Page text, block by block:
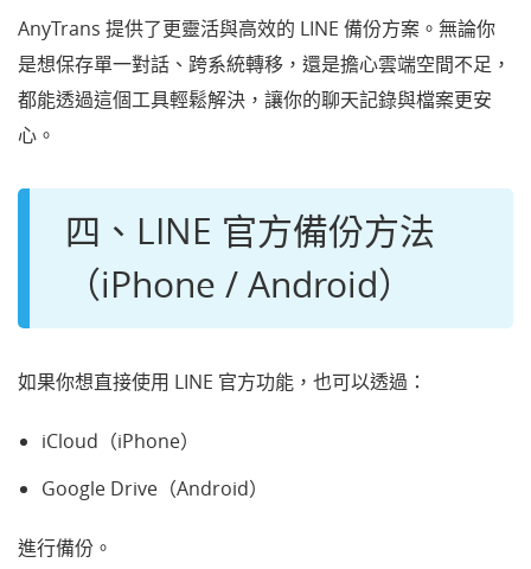
AnyTrans 提供了更靈活與高效的 LINE 備份方案。無論你
是想保存單一對話、跨系統轉移，還是擔心雲端空間不足，
都能透過這個工具輕鬆解決，讓你的聊天記錄與檔案更安
心。
四、LINE 官方備份方法
（iPhone / Android）
如果你想直接使用 LINE 官方功能，也可以透過：
iCloud（iPhone）
Google Drive（Android）
進行備份。